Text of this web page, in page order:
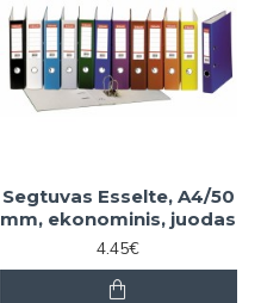
Segtuvas Esselte, A4/50
mm, ekonominis, juodas
4.45€